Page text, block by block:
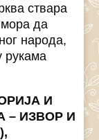
ствара
мора да
народа,
рукама
И
– ИЗВОР И